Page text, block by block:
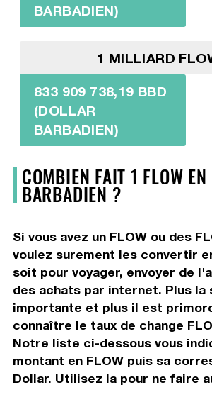
BARBADIEN)
1 MILLIARD
833 909 738,19 BBD
(DOLLAR
BARBADIEN)
COMBIEN FAIT 1 FLOW
BARBADIEN ?
Si vous avez un FLOW ou des
voulez surement les convertir
soit pour voyager, envoyer de
des achats par internet. Plus la
importante et plus il est
connaître le taux de change
Notre liste ci-dessous vous
montant en FLOW puis sa
Dollar. Utilisez la pour ne faire